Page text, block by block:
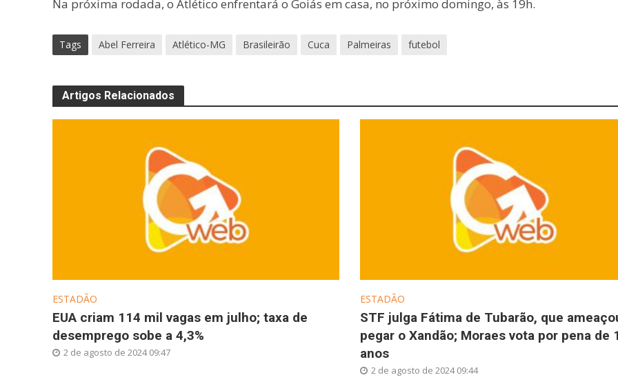
Na próxima rodada, o Atlético enfrentará o Goiás em casa, no próximo domingo, às 19h.
Tags Abel Ferreira Atlético-MG Brasileirão Cuca Palmeiras futebol
Artigos Relacionados
ESTADÃO
EUA criam 114 mil vagas em julho; taxa de
desemprego sobe a 4,3%
2 de agosto de 2024 09:47
ESTADÃO
STF julga Fátima de Tubarão, que
pegar o Xandão; Moraes vota por pena de
anos
2 de agosto de 2024 09:44